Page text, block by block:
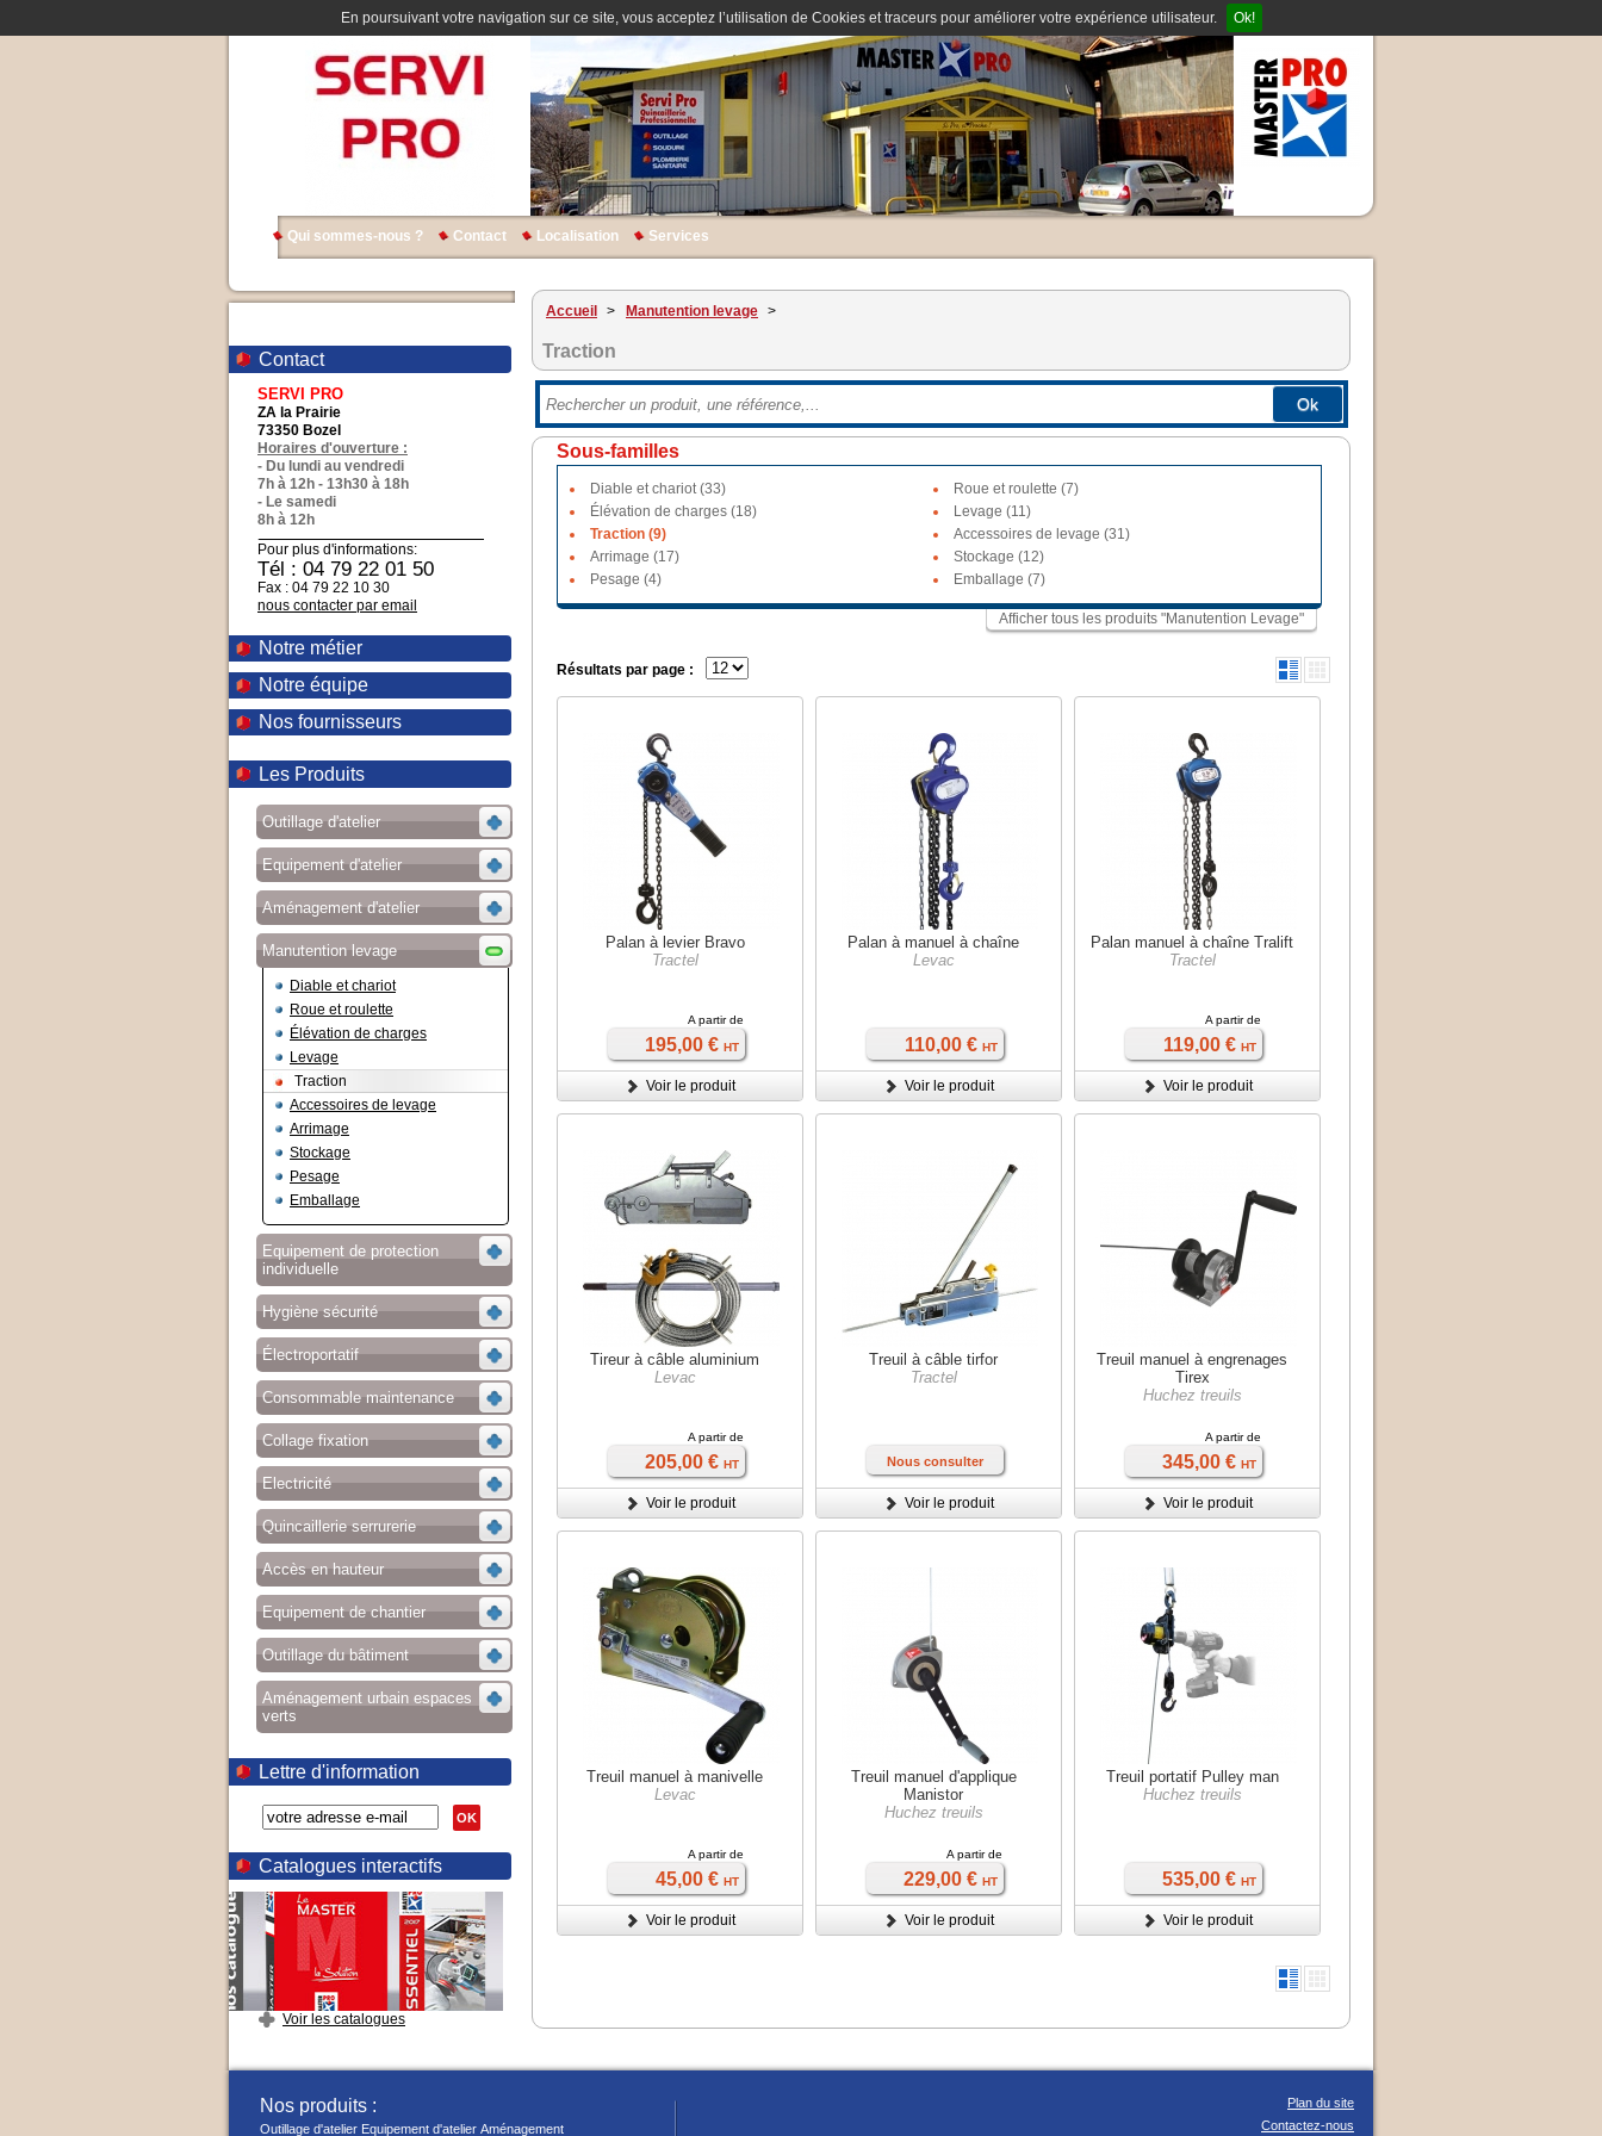
En poursuivant votre navigation sur ce site, vous acceptez l’utilisation de Cookies et traceurs pour améliorer votre expérience utilisateur. Ok!
Qui sommes-nous ? Contact Localisation Services
Contact
SERVI PRO
ZA la Prairie
73350 Bozel
Horaires d'ouverture :
- Du lundi au vendredi
7h à 12h - 13h30 à 18h
- Le samedi
8h à 12h
Pour plus d'informations:
Tél : 04 79 22 01 50
Fax : 04 79 22 10 30
nous contacter par email
Notre métier
Notre équipe
Nos fournisseurs
Les Produits
Outillage d'atelier
Equipement d'atelier
Aménagement d'atelier
Manutention levage
Diable et chariot
Roue et roulette
Élévation de charges
Levage
Traction
Accessoires de levage
Arrimage
Stockage
Pesage
Emballage
Equipement de protection
individuelle
Hygiène sécurité
Électroportatif
Consommable maintenance
Collage fixation
Electricité
Quincaillerie serrurerie
Accès en hauteur
Equipement de chantier
Outillage du bâtiment
Aménagement urbain espaces
verts
Lettre d'information
OK
Catalogues interactifs
Voir les catalogues
Accueil > Manutention levage >
Traction
Ok
Sous-familles
Diable et chariot (33)
Roue et roulette (7)
Élévation de charges (18)
Levage (11)
Traction (9)
Accessoires de levage (31)
Arrimage (17)
Stockage (12)
Pesage (4)
Emballage (7)
Afficher tous les produits "Manutention Levage"
Résultats par page :
Palan à levier Bravo
Tractel
A partir de
195,00 € HT
Voir le produit
Palan à manuel à chaîne
Levac
110,00 € HT
Voir le produit
Palan manuel à chaîne Tralift
Tractel
A partir de
119,00 € HT
Voir le produit
Tireur à câble aluminium
Levac
A partir de
205,00 € HT
Voir le produit
Treuil à câble tirfor
Tractel
Nous consulter
Voir le produit
Treuil manuel à engrenages
Tirex
Huchez treuils
A partir de
345,00 € HT
Voir le produit
Treuil manuel à manivelle
Levac
A partir de
45,00 € HT
Voir le produit
Treuil manuel d'applique
Manistor
Huchez treuils
A partir de
229,00 € HT
Voir le produit
Treuil portatif Pulley man
Huchez treuils
535,00 € HT
Voir le produit
Plan du site
Contactez-nous
Nos produits :
Outillage d'atelier Equipement d'atelier Aménagement